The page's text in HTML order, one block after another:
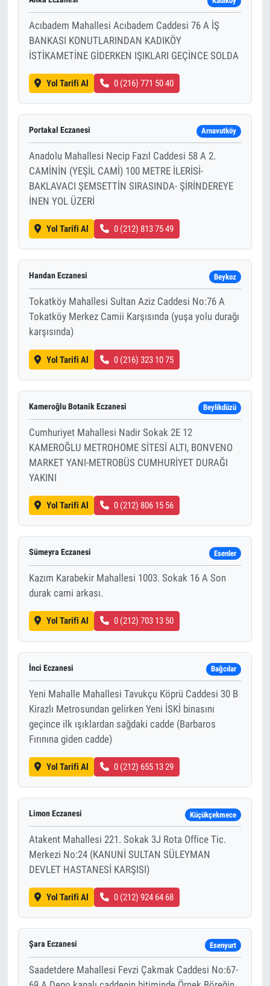
Acıbadem Mahallesi Acıbadem Caddesi 76 A İŞ
BANKASI KONUTLARINDAN KADIKÖY
İSTİKAMETİNE GİDERKEN IŞIKLARI GEÇİNCE SOLDA
Yol Tarifi Al 0 (216) 771 50 40
Portakal Eczanesi Arnavutköy
Anadolu Mahallesi Necip Fazıl Caddesi 58 A 2.
CAMİNİN (YEŞİL CAMİ) 100 METRE İLERİSİ-
BAKLAVACI ŞEMSETTİN SIRASINDA- ŞİRİNDEREYE
İNEN YOL ÜZERİ
Yol Tarifi Al 0 (212) 813 75 49
Handan Eczanesi Beykoz
Tokatköy Mahallesi Sultan Aziz Caddesi No:76 A
Tokatköy Merkez Camii Karşısında (yuşa yolu durağı
karşısında)
Yol Tarifi Al 0 (216) 323 10 75
Kameroğlu Botanik Eczanesi Beylikdüzü
Cumhuriyet Mahallesi Nadir Sokak 2E 12
KAMEROĞLU METROHOME SİTESİ ALTI, BONVENO
MARKET YANI-METROBÜS CUMHURİYET DURAĞI
YAKINI
Yol Tarifi Al 0 (212) 806 15 56
Sümeyra Eczanesi Esenler
Kazım Karabekir Mahallesi 1003. Sokak 16 A Son
durak cami arkası.
Yol Tarifi Al 0 (212) 703 13 50
İnci Eczanesi Bağcılar
Yeni Mahalle Mahallesi Tavukçu Köprü Caddesi 30 B
Kirazlı Metrosundan gelirken Yeni İSKİ binasını
geçince ilk ışıklardan sağdaki cadde (Barbaros
Fırınına giden cadde)
Yol Tarifi Al 0 (212) 655 13 29
Limon Eczanesi Küçükçekmece
Atakent Mahallesi 221. Sokak 3J Rota Office Tic.
Merkezi No:24 (KANUNİ SULTAN SÜLEYMAN
DEVLET HASTANESİ KARŞISI)
Yol Tarifi Al 0 (212) 924 64 68
Şara Eczanesi Esenyurt
Saadetdere Mahallesi Fevzi Çakmak Caddesi No:67-